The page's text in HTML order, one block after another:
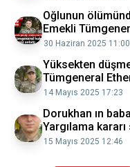
Oğlunun
Emekli
30 Haziran 2025 11:00
Yüksekten
Tümgeneral
Büyükışık ın
14 Mayıs 2025 17:23
Dorukhan ın
Yargılama
Haberleri
15 Mayıs 2025 12:46